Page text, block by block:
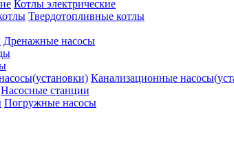
Котлы электрические
Твердотопливные котлы
Дренажные насосы
Канализационные
Насосные станции
Погружные насосы